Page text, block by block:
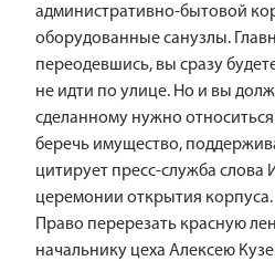
административно-бытовой
оборудованные санузлы.
переодевшись, вы сразу
не идти по улице. Но и вы
сделанному нужно
беречь имущество,
цитирует пресс-служба слова
церемонии открытия корпуса.
Право перерезать красную
начальнику цеха Алексею